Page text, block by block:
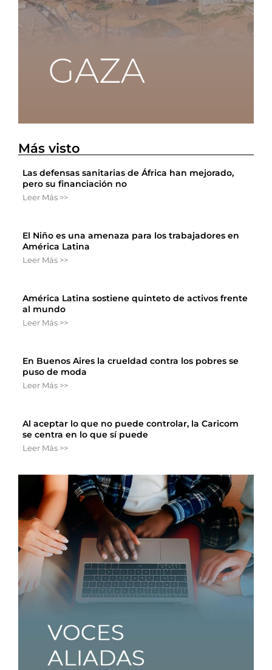
Más visto
Las defensas sanitarias de África han mejorado,
pero su financiación no
Leer Más >>
El Niño es una amenaza para los trabajadores en
América Latina
Leer Más >>
América Latina sostiene quinteto de activos frente
al mundo
Leer Más >>
En Buenos Aires la crueldad contra los pobres se
puso de moda
Leer Más >>
Al aceptar lo que no puede controlar, la Caricom
se centra en lo que sí puede
Leer Más >>